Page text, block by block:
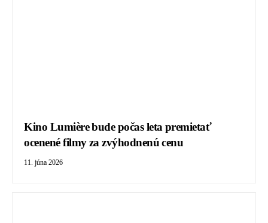
Kino Lumière bude počas leta premietať
ocenené filmy za zvýhodnenú cenu
11. júna 2026